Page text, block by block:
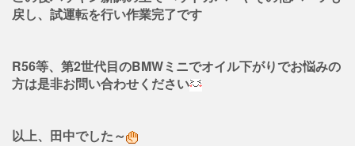
戻し、試運転を行い作業完了です
R56等、第2世代目のBMWミニでオイル下がりでお悩みの
方は是非お問い合わせください
以上、田中でした～